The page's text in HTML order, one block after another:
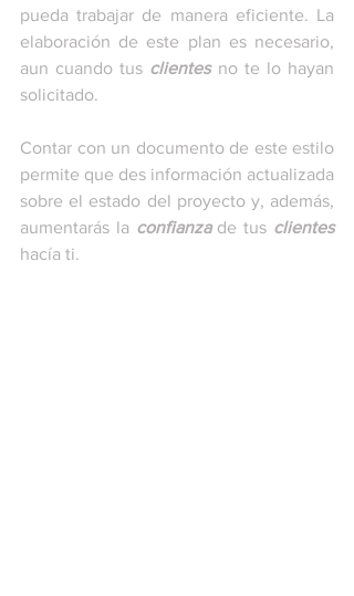
pueda trabajar de manera eficiente. La
elaboración de este plan es necesario,
aun cuando tus clientes no te lo hayan
solicitado.
Contar con un documento de este estilo
permite que des información actualizada
sobre el estado del proyecto y, además,
aumentarás la confianza de tus clientes
hacía ti.